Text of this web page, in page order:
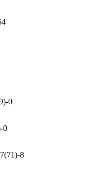
0
0
8